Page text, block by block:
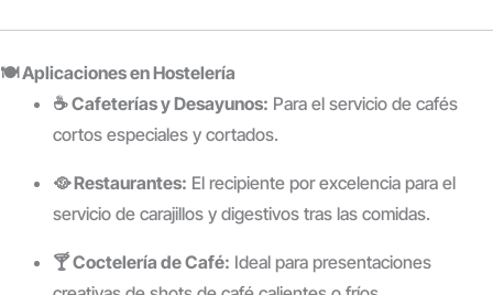
🍽️ Aplicaciones en Hostelería
☕ Cafeterías y Desayunos: Para el servicio de cafés
cortos especiales y cortados.
🥘 Restaurantes: El recipiente por excelencia para el
servicio de carajillos y digestivos tras las comidas.
🍸 Coctelería de Café: Ideal para presentaciones